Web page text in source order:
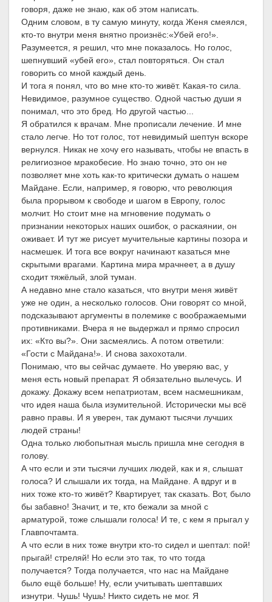
говоря, даже не знаю, как об этом написать.
Одним словом, в ту самую минуту, когда Женя смеялся,
кто-то внутри меня внятно произнёс:«Убей его!».
Разумеется, я решил, что мне показалось. Но голос,
шепнувший «убей его», стал повторяться. Он стал
говорить со мной каждый день.
И тога я понял, что во мне кто-то живёт. Какая-то сила.
Невидимое, разумное существо. Одной частью души я
понимал, что это бред. Но другой частью...
Я обратился к врачам. Мне прописали лечение. И мне
стало легче. Но тот голос, тот невидимый шептун вскоре
вернулся. Никак не хочу его называть, чтобы не впасть в
религиозное мракобесие. Но знаю точно, это он не
позволяет мне хоть как-то критически думать о нашем
Майдане. Если, например, я говорю, что революция
была прорывом к свободе и шагом в Европу, голос
молчит. Но стоит мне на мгновение подумать о
признании некоторых наших ошибок, о раскаянии, он
оживает. И тут же рисует мучительные картины позора и
насмешек. И тога все вокруг начинают казаться мне
скрытыми врагами. Картина мира мрачнеет, а в душу
сходит тяжёлый, злой туман.
А недавно мне стало казаться, что внутри меня живёт
уже не один, а несколько голосов. Они говорят со мной,
подсказывают аргументы в полемике с воображаемыми
противниками. Вчера я не выдержал и прямо спросил
их: «Кто вы?». Они засмеялись. А потом ответили:
«Гости с Майдана!». И снова захохотали.
Понимаю, что вы сейчас думаете. Но уверяю вас, у
меня есть новый препарат. Я обязательно вылечусь. И
докажу. Докажу всем непатриотам, всем насмешникам,
что идея наша была изумительной. Исторически мы всё
равно правы. И я уверен, так думают тысячи лучших
людей страны!
Одна только любопытная мысль пришла мне сегодня в
голову.
А что если и эти тысячи лучших людей, как и я, слышат
голоса? И слышали их тогда, на Майдане. А вдруг и в
них тоже кто-то живёт? Квартирует, так сказать. Вот, было
бы забавно! Значит, и те, кто бежали за мной с
арматурой, тоже слышали голоса! И те, с кем я прыгал у
Главпочтамта.
А что если в них тоже внутри кто-то сидел и шептал: пой!
прыгай! стреляй! Но если это так, то что тогда
получается? Тогда получается, что нас на Майдане
было ещё больше! Ну, если учитывать шептавших
изнутри. Чушь! Чушь! Никто сидеть не мог. Я